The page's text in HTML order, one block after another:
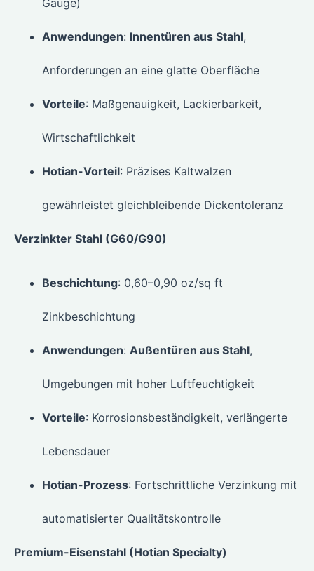
Gauge)
Anwendungen: Innentüren aus Stahl,
Anforderungen an eine glatte Oberfläche
Vorteile: Maßgenauigkeit, Lackierbarkeit,
Wirtschaftlichkeit
Hotian-Vorteil: Präzises Kaltwalzen
gewährleistet gleichbleibende Dickentoleranz
Verzinkter Stahl (G60/G90)
Beschichtung: 0,60–0,90 oz/sq ft
Zinkbeschichtung
Anwendungen: Außentüren aus Stahl,
Umgebungen mit hoher Luftfeuchtigkeit
Vorteile: Korrosionsbeständigkeit, verlängerte
Lebensdauer
Hotian-Prozess: Fortschrittliche Verzinkung mit
automatisierter Qualitätskontrolle
Premium-Eisenstahl (Hotian Specialty)